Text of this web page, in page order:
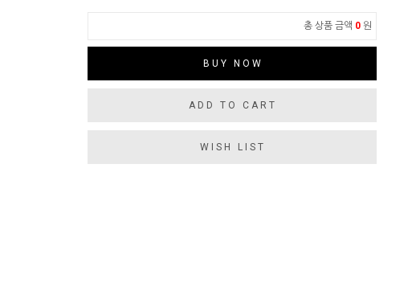
총 상품 금액 0 원
BUY NOW
ADD TO CART
WISH LIST